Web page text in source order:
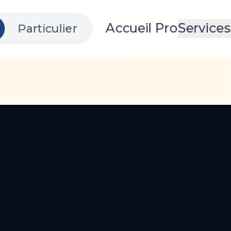
Particulier Accueil ProServices